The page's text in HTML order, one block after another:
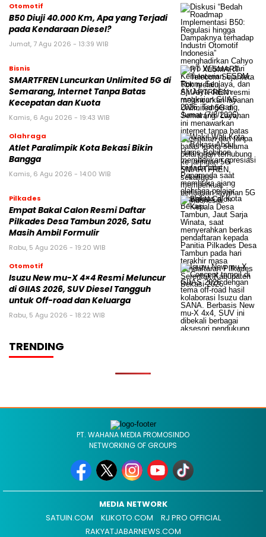
Otomotif
B50 Diuji 40.000 Km, Apa yang Terjadi
pada Kendaraan Diesel?
Jumat, 7 Agu 2026 - 13:39 WIB
Bisnis
SMARTFREN Luncurkan Unlimited 5G di
Semarang, Internet Tanpa Batas
Kecepatan dan Kuota
Kamis, 6 Agu 2026 - 19:43 WIB
Olahraga
Atlet Paralimpik Kota Bekasi Bikin
Bangga
Kamis, 6 Agu 2026 - 14:00 WIB
Pilkades
Empat Bakal Calon Resmi Daftar
Pilkades Desa Tambun 2026, Satu
Masih Ambil Formulir
Rabu, 5 Agu 2026 - 19:20 WIB
Otomotif
Isuzu New mu-X 4×4 Resmi Meluncur
di GIIAS 2026, SUV Diesel Tangguh
untuk Off-road dan Keluarga
Rabu, 5 Agu 2026 - 18:22 WIB
TRENDING
PT. WAHANA MEDIA PROMOSINDO
NETWORKING OF GROUPS
MEDIA NETWORK
SATUIN.COM
KLIKOTO.COM
RJ PRO OFFICIAL
RAKYATJABARNEWS.COM